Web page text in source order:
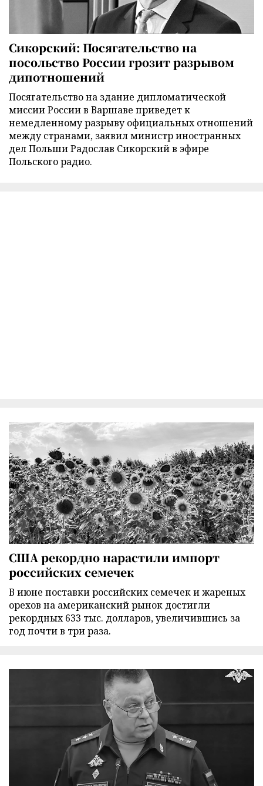
Сикорский: Посягательство на
посольство России грозит разрывом
дипотношений
Посягательство на здание дипломатической
миссии России в Варшаве приведет к
немедленному разрыву официальных отношений
между странами, заявил министр иностранных
дел Польши Радослав Сикорский в эфире
Польского радио.
США рекордно нарастили импорт
российских семечек
В июне поставки российских семечек и жареных
орехов на американский рынок достигли
рекордных 633 тыс. долларов, увеличившись за
год почти в три раза.